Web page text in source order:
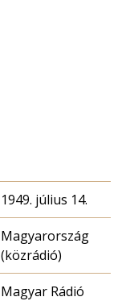
1949. július 14.
Magyarország
(közrádió)
Magyar Rádió